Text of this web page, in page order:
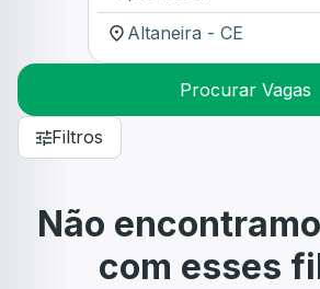
Procurar Vagas
Filtros
Não
com esses